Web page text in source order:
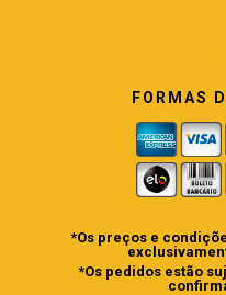
FORMAS
*Os preços e
*Os pedidos estão